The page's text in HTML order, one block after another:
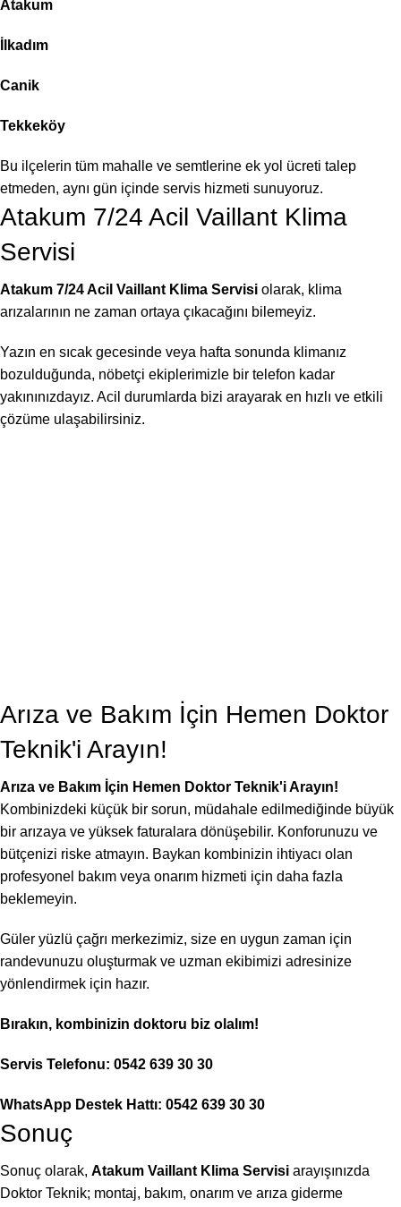
Atakum
İlkadım
Canik
Tekkeköy
Bu ilçelerin tüm mahalle ve semtlerine ek yol ücreti talep
etmeden, aynı gün içinde servis hizmeti sunuyoruz.
Atakum 7/24 Acil Vaillant Klima
Servisi
Atakum 7/24 Acil Vaillant Klima Servisi olarak, klima
arızalarının ne zaman ortaya çıkacağını bilemeyiz.
Yazın en sıcak gecesinde veya hafta sonunda klimanız
bozulduğunda, nöbetçi ekiplerimizle bir telefon kadar
yakınınızdayız. Acil durumlarda bizi arayarak en hızlı ve etkili
çözüme ulaşabilirsiniz.
Arıza ve Bakım İçin Hemen Doktor
Teknik'i Arayın!
Arıza ve Bakım İçin Hemen Doktor Teknik'i Arayın!
Kombinizdeki küçük bir sorun, müdahale edilmediğinde büyük
bir arızaya ve yüksek faturalara dönüşebilir. Konforunuzu ve
bütçenizi riske atmayın. Baykan kombinizin ihtiyacı olan
profesyonel bakım veya onarım hizmeti için daha fazla
beklemeyin.
Güler yüzlü çağrı merkezimiz, size en uygun zaman için
randevunuzu oluşturmak ve uzman ekibimizi adresinize
yönlendirmek için hazır.
Bırakın, kombinizin doktoru biz olalım!
Servis Telefonu: 0542 639 30 30
WhatsApp Destek Hattı: 0542 639 30 30
Sonuç
Sonuç olarak, Atakum Vaillant Klima Servisi arayışınızda
Doktor Teknik; montaj, bakım, onarım ve arıza giderme